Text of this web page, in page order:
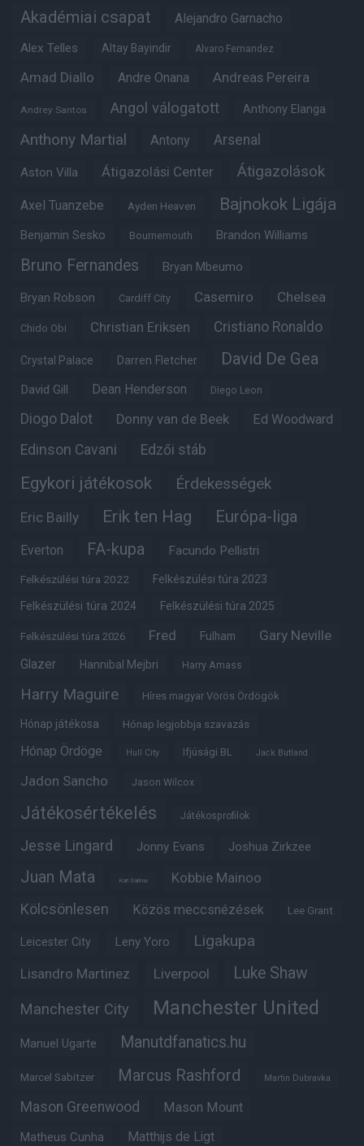
Akadémiai csapat Alejandro Garnacho
Alex Telles Altay Bayindir Alvaro Fernandez
Amad Diallo Andre Onana Andreas Pereira
Andrey Santos Angol válogatott Anthony Elanga
Anthony Martial Antony Arsenal
Aston Villa Átigazolási Center Átigazolások
Axel Tuanzebe Ayden Heaven Bajnokok Ligája
Benjamin Sesko Bournemouth Brandon Williams
Bruno Fernandes Bryan Mbeumo
Bryan Robson Cardiff City Casemiro Chelsea
Chido Obi Christian Eriksen Cristiano Ronaldo
Crystal Palace Darren Fletcher David De Gea
David Gill Dean Henderson Diego Leon
Diogo Dalot Donny van de Beek Ed Woodward
Edinson Cavani Edzői stáb
Egykori játékosok Érdekességek
Eric Bailly Erik ten Hag Európa-liga
Everton FA-kupa Facundo Pellistri
Felkészülési túra 2022 Felkészülési túra 2023
Felkészülési túra 2024 Felkészülési túra 2025
Felkészülési túra 2026 Fred Fulham Gary Neville
Glazer Hannibal Mejbri Harry Amass
Harry Maguire Híres magyar Vörös Ördögök
Hónap játékosa Hónap legjobbja szavazás
Hónap Ördöge Hull City Ifjúsági BL Jack Butland
Jadon Sancho Jason Wilcox
Játékosértékelés Játékosprofilok
Jesse Lingard Jonny Evans Joshua Zirkzee
Juan Mata Karl Darlow Kobbie Mainoo
Kölcsönlesen Közös meccsnézések Lee Grant
Leicester City Leny Yoro Ligakupa
Lisandro Martinez Liverpool Luke Shaw
Manchester City Manchester United
Manuel Ugarte Manutdfanatics.hu
Marcel Sabitzer Marcus Rashford Martin Dubravka
Mason Greenwood Mason Mount
Matheus Cunha Matthijs de Ligt